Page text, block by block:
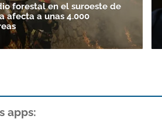
forestal en el suroeste de
afecta a unas 4.000
apps: